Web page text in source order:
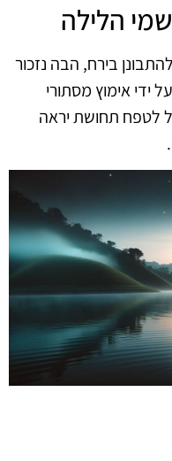
הלילה
בירח, הבה נזכור
אימוץ מסתורי
לטפח תחושת יראה